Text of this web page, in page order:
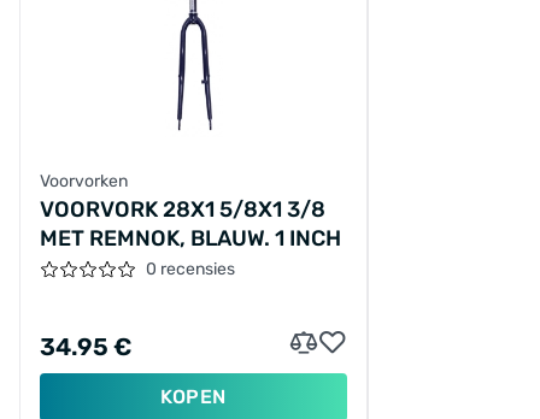
Voorvorken
VOORVORK 28X1 5/8X1 3/8
MET REMNOK, BLAUW. 1 INCH
0 recensies
34.95 €
KOPEN